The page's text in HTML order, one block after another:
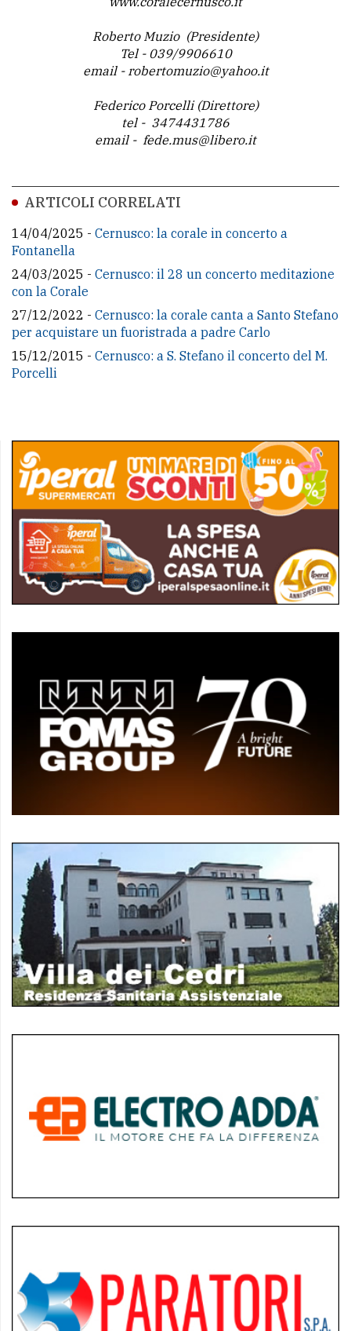
Roberto Muzio (Presidente)
Tel - 039/9906610
email - robertomuzio@yahoo.it
Federico Porcelli (Direttore)
tel - 3474431786
email - fede.mus@libero.it
ARTICOLI CORRELATI
14/04/2025 - Cernusco: la corale in concerto a
Fontanella
24/03/2025 - Cernusco: il 28 un concerto meditazione
con la Corale
27/12/2022 - Cernusco: la corale canta a Santo Stefano
per acquistare un fuoristrada a padre Carlo
15/12/2015 - Cernusco: a S. Stefano il concerto del M.
Porcelli